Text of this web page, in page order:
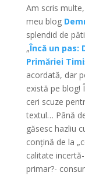
Am scris
meu blog
splendid de
„Încă un pas:
Primăriei
acordată, dar
există pe blog!
ceri scuze
textul… Până
găsesc hazliu
conțină de la
calitate
primar?-